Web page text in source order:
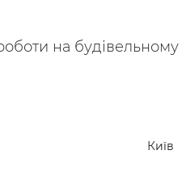
на будівельному
Київ